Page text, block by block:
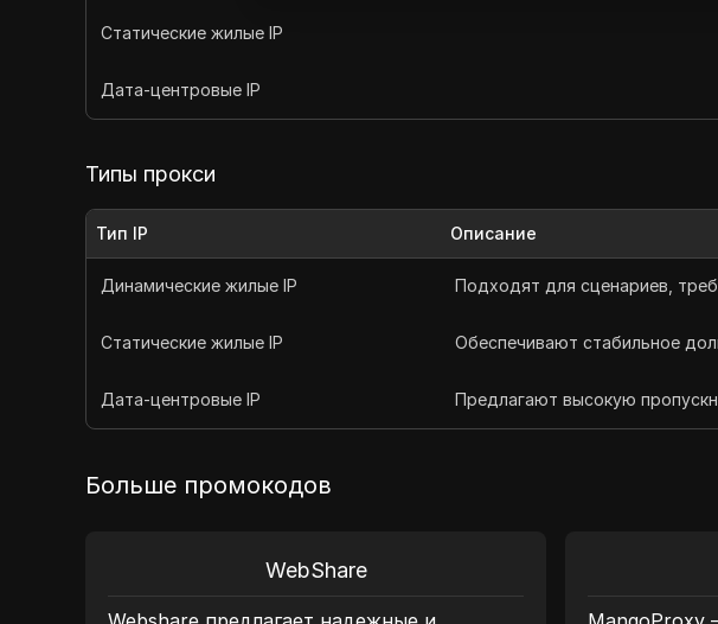
Статические жилые IP
Дата-центровые IP
Типы прокси
Тип IP Описание
Динамические жилые IP Подходят для сценариев,
Статические жилые IP Обеспечивают стабильное
Дата-центровые IP Предлагают высокую
Больше промокодов
WebShare